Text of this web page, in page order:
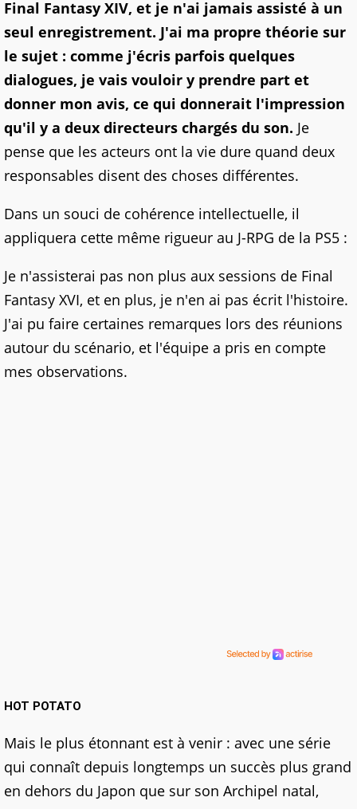
Final Fantasy XIV, et je n'ai jamais assisté à un
seul enregistrement. J'ai ma propre théorie sur
le sujet : comme j'écris parfois quelques
dialogues, je vais vouloir y prendre part et
donner mon avis, ce qui donnerait l'impression
qu'il y a deux directeurs chargés du son. Je
pense que les acteurs ont la vie dure quand deux
responsables disent des choses différentes.
Dans un souci de cohérence intellectuelle, il
appliquera cette même rigueur au J-RPG de la PS5 :
Je n'assisterai pas non plus aux sessions de Final
Fantasy XVI, et en plus, je n'en ai pas écrit l'histoire.
J'ai pu faire certaines remarques lors des réunions
autour du scénario, et l'équipe a pris en compte
mes observations.
HOT POTATO
Mais le plus étonnant est à venir : avec une série
qui connaît depuis longtemps un succès plus grand
en dehors du Japon que sur son Archipel natal,